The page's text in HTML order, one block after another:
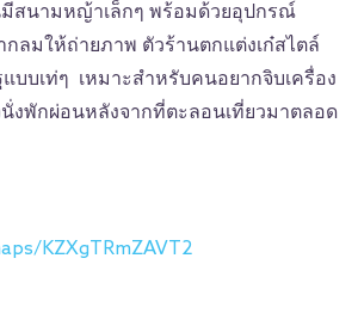
สนามหญ้าเล็กๆ พร้อมด้วยอุปกรณ์
กลมให้ถ่ายภาพ ตัวร้านตกแต่งเก๋สไตล์
บบเท่ๆ เหมาะสำหรับคนอยากจิบเครื่อง
งพักผ่อนหลังจากที่ตะลอนเที่ยวมาตลอด
KZXgTRmZAVT2